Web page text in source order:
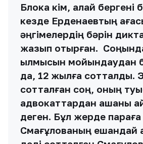
Блокқа кім, қалай бергені
кезде Ерденаевтың
әңгімелердің бәрін
жазып отырған.
қылмысын мойындаудан
да, 12 жылға сотталды.
сотталған соң, оның
адвокаттардан ақшаны
деген. Бұл жерде
Смағұлованың ешқандай